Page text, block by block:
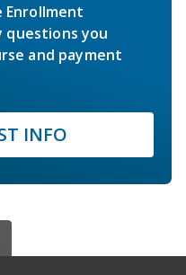
Enrollment
questions you
and payment
INFO